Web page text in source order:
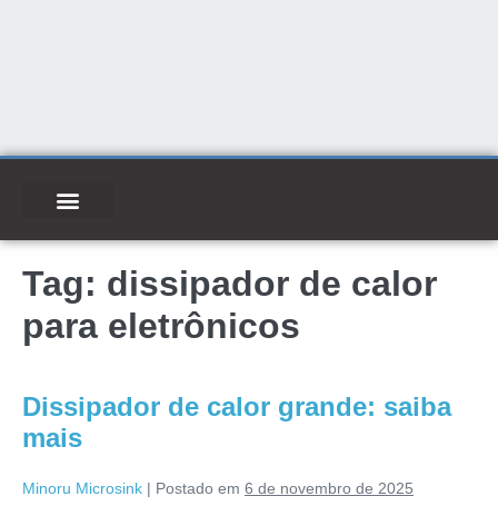
Tag: dissipador de calor
para eletrônicos
Dissipador de calor grande: saiba
mais
Minoru Microsink | Postado em 6 de novembro de 2025